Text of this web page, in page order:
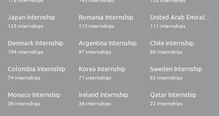
Japan Internship
125 internships
Romania Internship
115 internships
United Arab Emirates Internship
111 internships
Denmark Internship
104 internships
Argentina Internship
97 internships
Chile Internship
80 internships
Colombia Internship
74 internships
Korea Internship
71 internships
Sweden Internship
63 internships
Monaco Internship
36 internships
Ireland Internship
36 internships
Qatar Internship
22 internships